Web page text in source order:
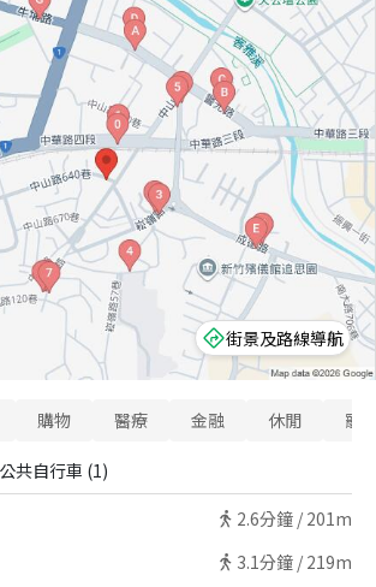
街景及路線導航
購物 醫療 金融 休閒 寵
公共自行車 (1)
2.6分鐘 / 201m
3.1分鐘 / 219m